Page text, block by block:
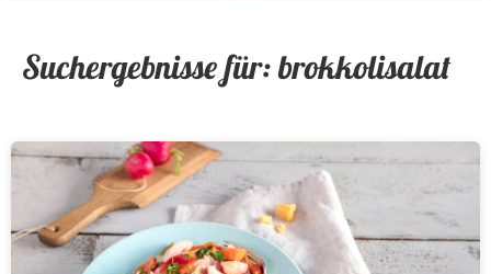
Suchergebnisse für:brokkolisalat